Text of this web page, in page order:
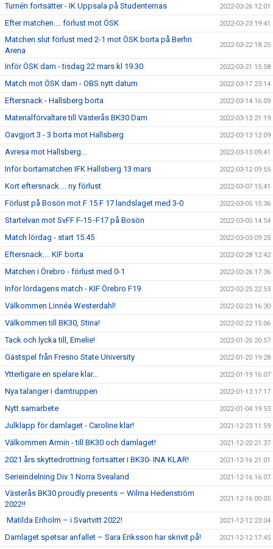
Turnén fortsätter - IK Uppsala på Studenternas 2022-03-26 12:01
Efter matchen.... förlust mot ÖSK 2022-03-23 19:41
Matchen slut förlust med 2-1 mot ÖSK borta på Berhn
Arena
2022-03-22 18:25
Inför ÖSK dam - tisdag 22 mars kl 19.30 2022-03-21 15:58
Match mot ÖSK dam - OBS nytt datum 2022-03-17 23:14
Eftersnack - Hallsberg borta 2022-03-14 16:09
Materialförvaltare till Västerås BK30 Dam 2022-03-13 21:19
Oavgjort 3 - 3 borta mot Hallsberg 2022-03-13 12:09
Avresa mot Hallsberg... 2022-03-13 09:41
Inför bortamatchen IFK Hallsberg 13 mars 2022-03-12 09:55
Kort eftersnack.... ny förlust 2022-03-07 15:41
Förlust på Bosön mot F 15 F 17 landslaget med 3-0 2022-03-05 15:36
Startelvan mot SvFF F-15 -F17 på Bosön 2022-03-05 14:54
Match lördag - start 15.45 2022-03-03 09:25
Eftersnack.... KIF borta 2022-02-28 12:42
Matchen i Örebro - förlust med 0-1 2022-02-26 17:36
Inför lördagens match - KIF Örebro F19 2022-02-25 22:53
Välkommen Linnéa Westerdahl! 2022-02-23 16:30
Välkommen till BK30, Stina! 2022-02-22 15:06
Tack och lycka till, Emelie! 2022-01-26 20:57
Gästspel från Fresno State University 2022-01-20 19:28
Ytterligare en spelare klar... 2022-01-19 16:07
Nya talanger i damtruppen 2022-01-13 17:17
Nytt samarbete 2022-01-04 19:53
Julklapp för damlaget - Caroline klar! 2021-12-23 11:59
Välkommen Armin - till BK30 och damlaget! 2021-12-20 21:37
2021 års skyttedrottning fortsätter i BK30- INA KLAR! 2021-12-16 21:01
Serieindelning Div 1 Norra Svealand 2021-12-16 16:07
Västerås BK30 proudly presents – Wilma Hedenström
2022!!
2021-12-16 00:05
Matilda Eriholm – i Svartvitt 2022! 2021-12-12 23:04
Damlaget spetsar anfallet – Sara Eriksson har skrivit på! 2021-12-12 17:45